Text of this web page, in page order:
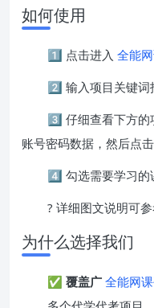
如何使用
1️⃣ 点击进入 全能
2️⃣ 输入项目关键词
3️⃣ 仔细查看下方
账号密码数据，然后点
4️⃣ 勾选需要学习的
? 详细图文说明可
为什么选择我们
✅ 覆盖广 全能网